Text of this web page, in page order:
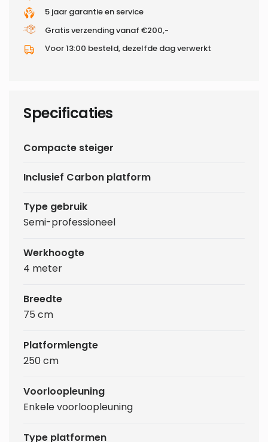
5 jaar garantie en service
Gratis verzending vanaf €200,-
Voor 13:00 besteld, dezelfde dag verwerkt
Specificaties
Compacte steiger
Inclusief Carbon platform
Type gebruik
Semi-professioneel
Werkhoogte
4 meter
Breedte
75 cm
Platformlengte
250 cm
Voorloopleuning
Enkele voorloopleuning
Type platformen